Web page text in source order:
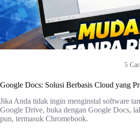
5
Google Docs: Solusi Berbasis Cloud yang
Jika Anda tidak ingin menginstal software
Google Drive, buka dengan Google Docs,
pun, termasuk Chromebook.